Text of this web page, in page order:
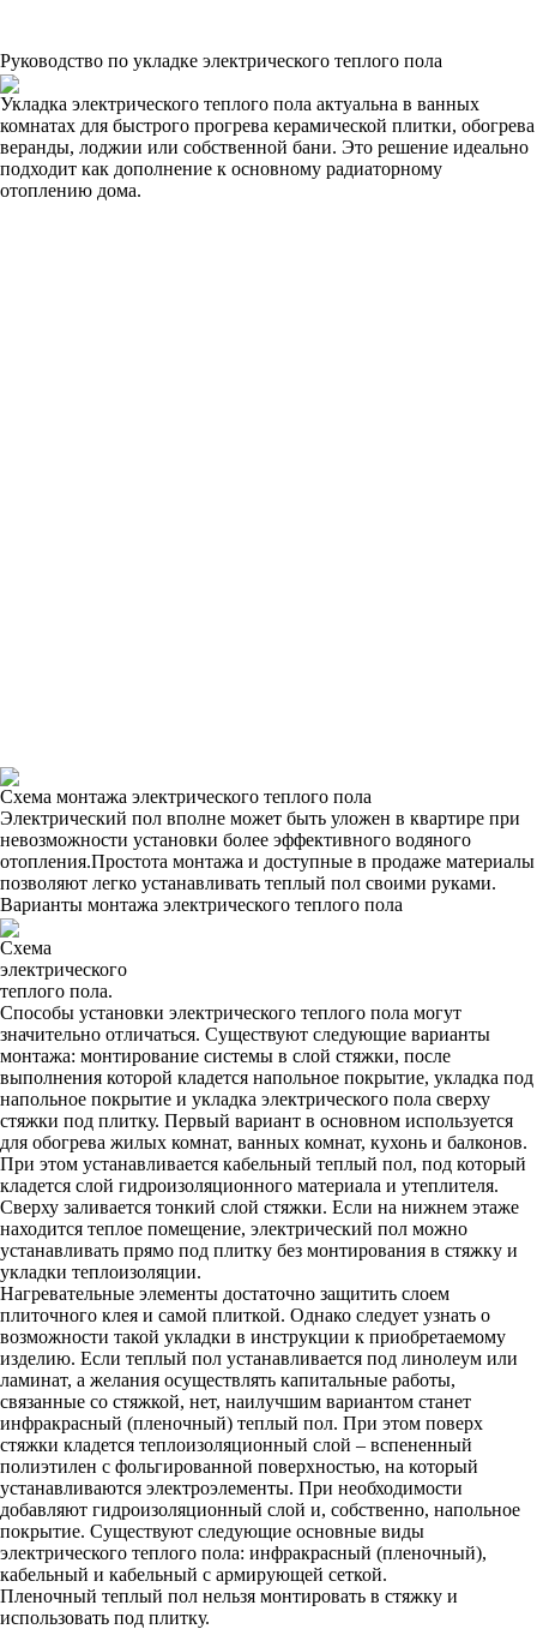
Руководство по укладке электрического теплого пола
Укладка электрического теплого пола актуальна в ванных
комнатах для быстрого прогрева керамической плитки, обогрева
веранды, лоджии или собственной бани. Это решение идеально
подходит как дополнение к основному радиаторному
отоплению дома.
Схема монтажа электрического теплого пола
Электрический пол вполне может быть уложен в квартире при
невозможности установки более эффективного водяного
отопления.Простота монтажа и доступные в продаже материалы
позволяют легко устанавливать теплый пол своими руками.
Варианты монтажа электрического теплого пола
Схема
электрического
теплого пола.
Способы установки электрического теплого пола могут
значительно отличаться. Существуют следующие варианты
монтажа: монтирование системы в слой стяжки, после
выполнения которой кладется напольное покрытие, укладка под
напольное покрытие и укладка электрического пола сверху
стяжки под плитку. Первый вариант в основном используется
для обогрева жилых комнат, ванных комнат, кухонь и балконов.
При этом устанавливается кабельный теплый пол, под который
кладется слой гидроизоляционного материала и утеплителя.
Сверху заливается тонкий слой стяжки. Если на нижнем этаже
находится теплое помещение, электрический пол можно
устанавливать прямо под плитку без монтирования в стяжку и
укладки теплоизоляции.
Нагревательные элементы достаточно защитить слоем
плиточного клея и самой плиткой. Однако следует узнать о
возможности такой укладки в инструкции к приобретаемому
изделию. Если теплый пол устанавливается под линолеум или
ламинат, а желания осуществлять капитальные работы,
связанные со стяжкой, нет, наилучшим вариантом станет
инфракрасный (пленочный) теплый пол. При этом поверх
стяжки кладется теплоизоляционный слой – вспененный
полиэтилен с фольгированной поверхностью, на который
устанавливаются электроэлементы. При необходимости
добавляют гидроизоляционный слой и, собственно, напольное
покрытие. Существуют следующие основные виды
электрического теплого пола: инфракрасный (пленочный),
кабельный и кабельный с армирующей сеткой.
Пленочный теплый пол нельзя монтировать в стяжку и
использовать под плитку.